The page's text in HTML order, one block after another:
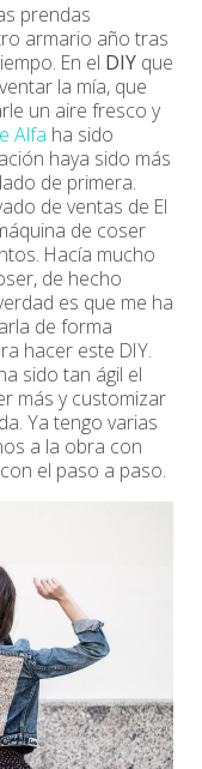
prendas
armario año tras
En el DIY que
la mía, que
un aire fresco y
Alfa ha sido
haya sido más
de primera.
de ventas de El
de coser
Hacía mucho
de hecho
es que me ha
de forma
hacer este DIY.
sido tan ágil el
más y customizar
Ya tengo varias
a la obra con
el paso a paso.